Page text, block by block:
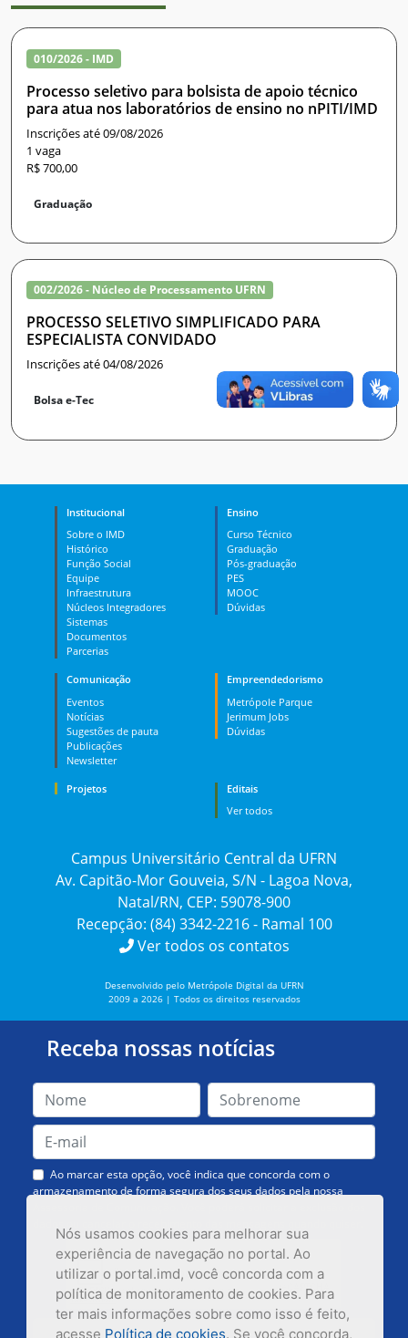
Nós usamos cookies para melhorar sua
experiência de navegação no portal. Ao
utilizar o portal.imd, você concorda com a
política de monitoramento de cookies. Para
ter mais informações sobre como isso é feito,
acesse Política de cookies. Se você concorda,
010/2026 - IMD
Processo seletivo para bolsista de apoio técnico
para atua nos laboratórios de ensino no nPITI/IMD
Inscrições até 09/08/2026
1 vaga
R$ 700,00
Graduação
002/2026 - Núcleo de Processamento UFRN
PROCESSO SELETIVO SIMPLIFICADO PARA
ESPECIALISTA CONVIDADO
Inscrições até 04/08/2026
Bolsa e-Tec
Institucional
Sobre o IMD
Histórico
Função Social
Equipe
Infraestrutura
Núcleos Integradores
Sistemas
Documentos
Parcerias
Ensino
Curso Técnico
Graduação
Pós-graduação
PES
MOOC
Dúvidas
Comunicação
Eventos
Notícias
Sugestões de pauta
Publicações
Newsletter
Empreendedorismo
Metrópole Parque
Jerimum Jobs
Dúvidas
Projetos
Editais
Ver todos
Campus Universitário Central da UFRN
Av. Capitão-Mor Gouveia, S/N - Lagoa Nova,
Natal/RN, CEP: 59078-900
Recepção: (84) 3342-2216 - Ramal 100
Ver todos os contatos
Desenvolvido pelo Metrópole Digital da UFRN
2009 a 2026 | Todos os direitos reservados
Receba nossas notícias
Ao marcar esta opção, você indica que concorda com o
armazenamento de forma segura dos seus dados pela nossa